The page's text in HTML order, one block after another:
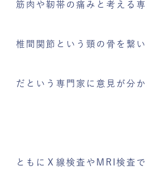
筋肉や靭帯の痛みと考える専
椎間関節という頸の骨を繋
だという専門家に意見が分か
ともにＸ線検査やMRI検査で